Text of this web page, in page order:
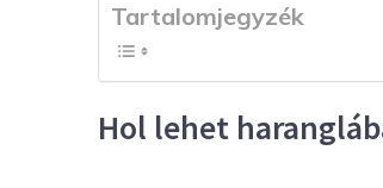
Tartalomjegyzék
Hol lehet